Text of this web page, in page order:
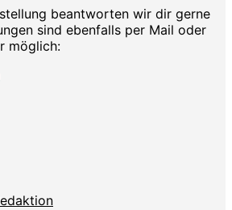
beantworten wir dir gerne
sind ebenfalls per Mail oder
möglich: